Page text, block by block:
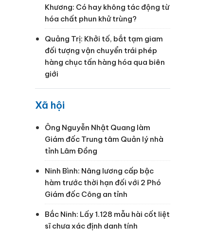
Khương: Có hay không tác động từ
hóa chất phun khử trùng?
Quảng Trị: Khởi tố, bắt tạm giam
đối tượng vận chuyển trái phép
hàng chục tấn hàng hóa qua biên
giới
Xã hội
Ông Nguyễn Nhật Quang làm
Giám đốc Trung tâm Quản lý nhà
tỉnh Lâm Đồng
Ninh Bình: Nâng lương cấp bậc
hàm trước thời hạn đối với 2 Phó
Giám đốc Công an tỉnh
Bắc Ninh: Lấy 1.128 mẫu hài cốt liệt
sĩ chưa xác định danh tính